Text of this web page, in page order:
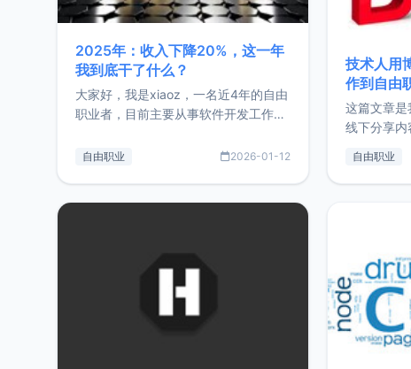
2025年：收入下降20%，这一年
我到底干了什么？
大家好，我是xiaoz，一名近4年的自由
职业者，目前主要从事软件开发工作。
的总结，内容主要包括：工作、学习、
自由职业 2026-01-12
技术人用
作到自由
这篇文章
线下分享
版，分享
通过博客
的一个小
前从事服
转自由职
自由职业